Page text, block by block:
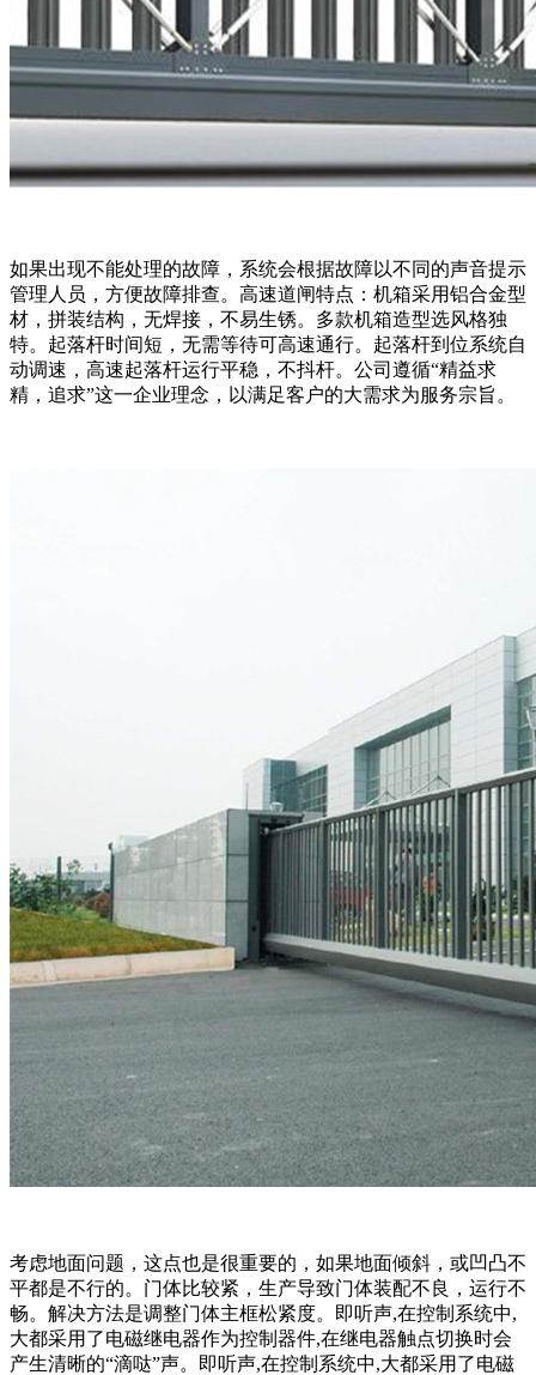
如果出现不能处理的故障，系统会根据故障以不同的声音提示
管理人员，方便故障排查。高速道闸特点：机箱采用铝合金型
材，拼装结构，无焊接，不易生锈。多款机箱造型选风格独
特。起落杆时间短，无需等待可高速通行。起落杆到位系统自
动调速，高速起落杆运行平稳，不抖杆。公司遵循“精益求
精，追求”这一企业理念，以满足客户的大需求为服务宗旨。
考虑地面问题，这点也是很重要的，如果地面倾斜，或凹凸不
平都是不行的。门体比较紧，生产导致门体装配不良，运行不
畅。解决方法是调整门体主框松紧度。即听声,在控制系统中,
大都采用了电磁继电器作为控制器件,在继电器触点切换时会
产生清晰的“滴哒”声。即听声,在控制系统中,大都采用了电磁